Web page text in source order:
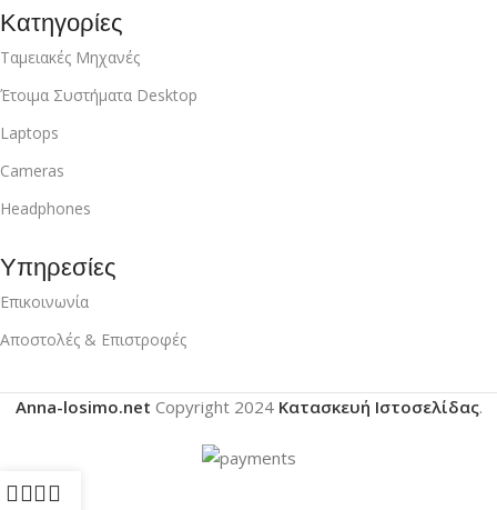
Κατηγορίες
Ταμειακές Μηχανές
Έτοιμα Συστήματα Desktop
Laptops
Cameras
Headphones
Υπηρεσίες
Επικοινωνία
Αποστολές & Επιστροφές
Anna-losimo.net Copyright2024 Κατασκευή Ιστοσελίδας.